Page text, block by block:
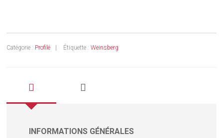
Catégorie : Profilé Étiquette :Weinsberg
INFORMATIONS GÉNÉRALES